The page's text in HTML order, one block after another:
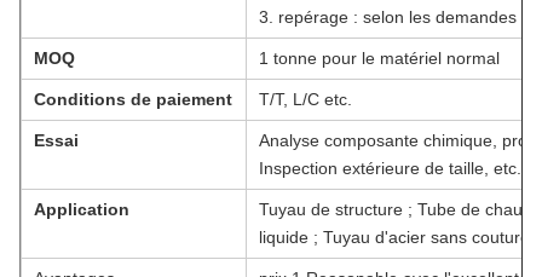
3. repérage : selon les demandes
MOQ 1 tonne pour le matériel normal
Conditions de paiement T/T, L/C etc.
Essai
Analyse composante chimique,
Inspection extérieure de taille, etc.
Application
Tuyau de structure ; Tube de
liquide ; Tuyau d'acier sans couture